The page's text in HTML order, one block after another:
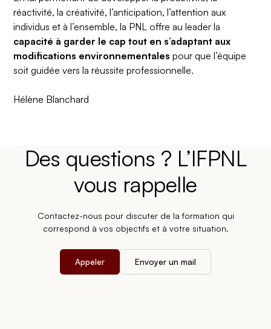
réactivité, la créativité, l’anticipation, l’attention aux
individus et à l’ensemble, la PNL offre au leader la
capacité à garder le cap tout en s’adaptant aux
modifications environnementales pour que l’équipe
soit guidée vers la réussite professionnelle.
Hélène Blanchard
Des questions ? L’IFPNL
vous rappelle
Contactez-nous pour discuter de la formation qui
correspond à vos objectifs et à votre situation.
Appeler Envoyer un mail